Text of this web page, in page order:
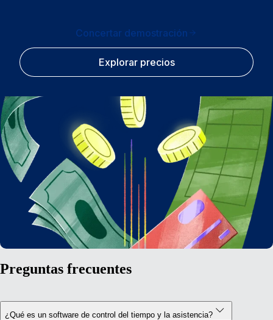
Concertar demostración
Explorar precios
Preguntas frecuentes
¿Qué es un software de control del tiempo y la asistencia?